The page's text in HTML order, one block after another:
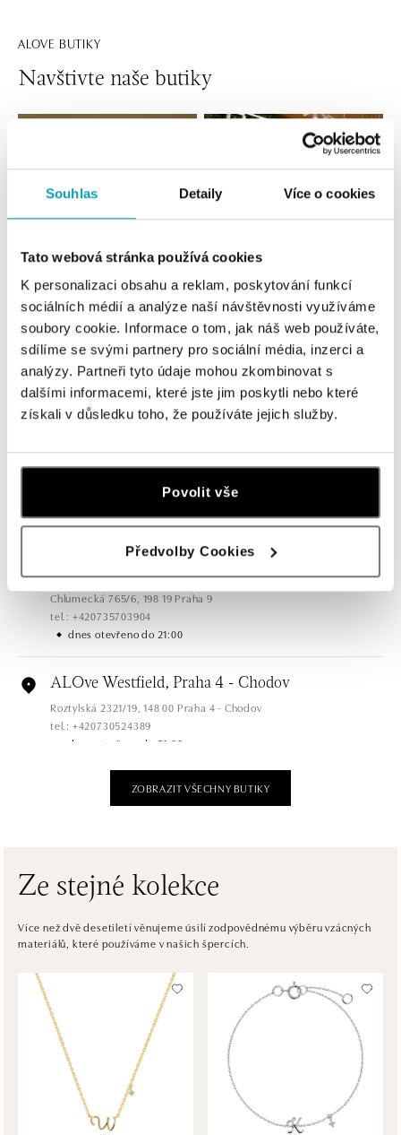
Souhlas Detaily Více o cookies
Tato webová stránka používá cookies
K personalizaci obsahu a reklam, poskytování funkcí
sociálních médií a analýze naší návštěvnosti využíváme
soubory cookie. Informace o tom, jak náš web používáte,
sdílíme se svými partnery pro sociální média, inzerci a
analýzy. Partneři tyto údaje mohou zkombinovat s
dalšími informacemi, které jste jim poskytli nebo které
získali v důsledku toho, že používáte jejich služby.
Povolit vše
Předvolby Cookies
ALOVE BUTIKY
Navštivte naše butiky
Všechny Česko Slovensko
ALOve OC Nový Smíchov, Praha 5
Plzeňská 8, 150 00 Praha 5 - Anděl
tel.: +420736509250
dnes otevřeno do 21:00
ALOve OC Olympia, Brno
U Dálnice 777, 664 42 Brno
dnes otevřeno do 21:00
ALOve Westfield Černý most, Praha 9
Chlumecká 765/6, 198 19 Praha 9
tel.: +420735703904
dnes otevřeno do 21:00
ALOve Westfield, Praha 4 - Chodov
Roztylská 2321/19, 148 00 Praha 4 - Chodov
tel.: +420730524389
dnes otevřeno do 21:00
ALOve OC Aupark, Bratislava
ALOve OC Eurovea, Bratislava
Pribinova 8, 811 09 Bratislava
tel.: +421917090467
HALADA OC Avion, Bratislava
Ivanská cesta 16, 821 04 Bratislava
tel.: +421 917 090 372
dnes otevřeno do 21:00
HALADA OC Eurovea, Bratislava
ZOBRAZIT VŠECHNY BUTIKY
Ze stejné kolekce
Více než dvě desetiletí věnujeme úsilí zodpovědnému výběru vzácných
materiálů, které používáme v našich špercích.